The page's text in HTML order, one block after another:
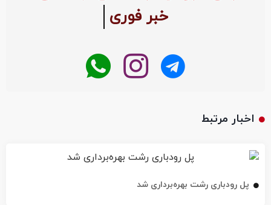
خبر فوری
اخبار مرتبط
پل رودباری رشت بهره‌برداری شد